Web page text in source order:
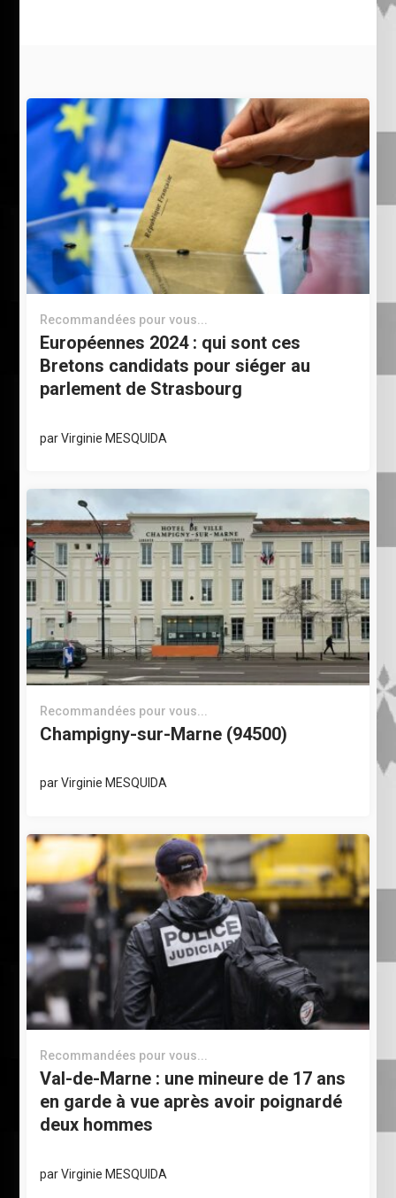
Recommandées pour vous...
Européennes 2024 : qui sont ces
Bretons candidats pour siéger au
parlement de Strasbourg
parVirginie MESQUIDA
Recommandées pour vous...
Champigny-sur-Marne (94500)
parVirginie MESQUIDA
Recommandées pour vous...
Val-de-Marne : une mineure de 17 ans
en garde à vue après avoir poignardé
deux hommes
parVirginie MESQUIDA